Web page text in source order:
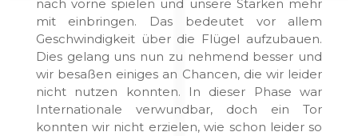
nach vorne spielen und unsere Stärken mehr
mit einbringen. Das bedeutet vor allem
Geschwindigkeit über die Flügel aufzubauen.
Dies gelang uns nun zu nehmend besser und
wir besaßen einiges an Chancen, die wir leider
nicht nutzen konnten. In dieser Phase war
Internationale verwundbar, doch ein Tor
konnten wir nicht erzielen, wie schon leider so